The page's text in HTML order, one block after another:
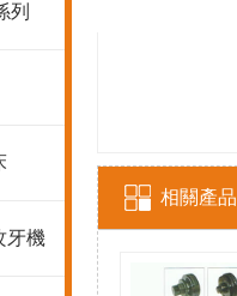
列
牙機
相關產